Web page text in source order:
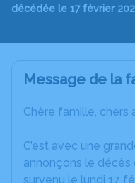
décédée le 17 février
Message de la
Chère famille, chers
C’est avec une
annonçons le décès
survenu le lundi 17